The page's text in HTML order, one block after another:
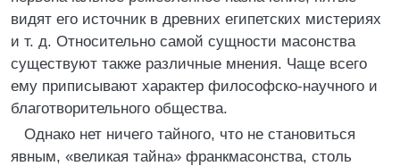
видят его источник в древних египетских мистериях
и т. д. Относительно самой сущности масонства
существуют также различные мнения. Чаще всего
ему приписывают характер философско-научного и
благотворительного общества.
Однако нет ничего тайного, что не становиться
явным, «великая тайна» франкмасонства, столь